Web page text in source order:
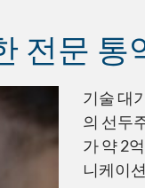
전문 통
기술 대
의 선두
가 약 2
니케이